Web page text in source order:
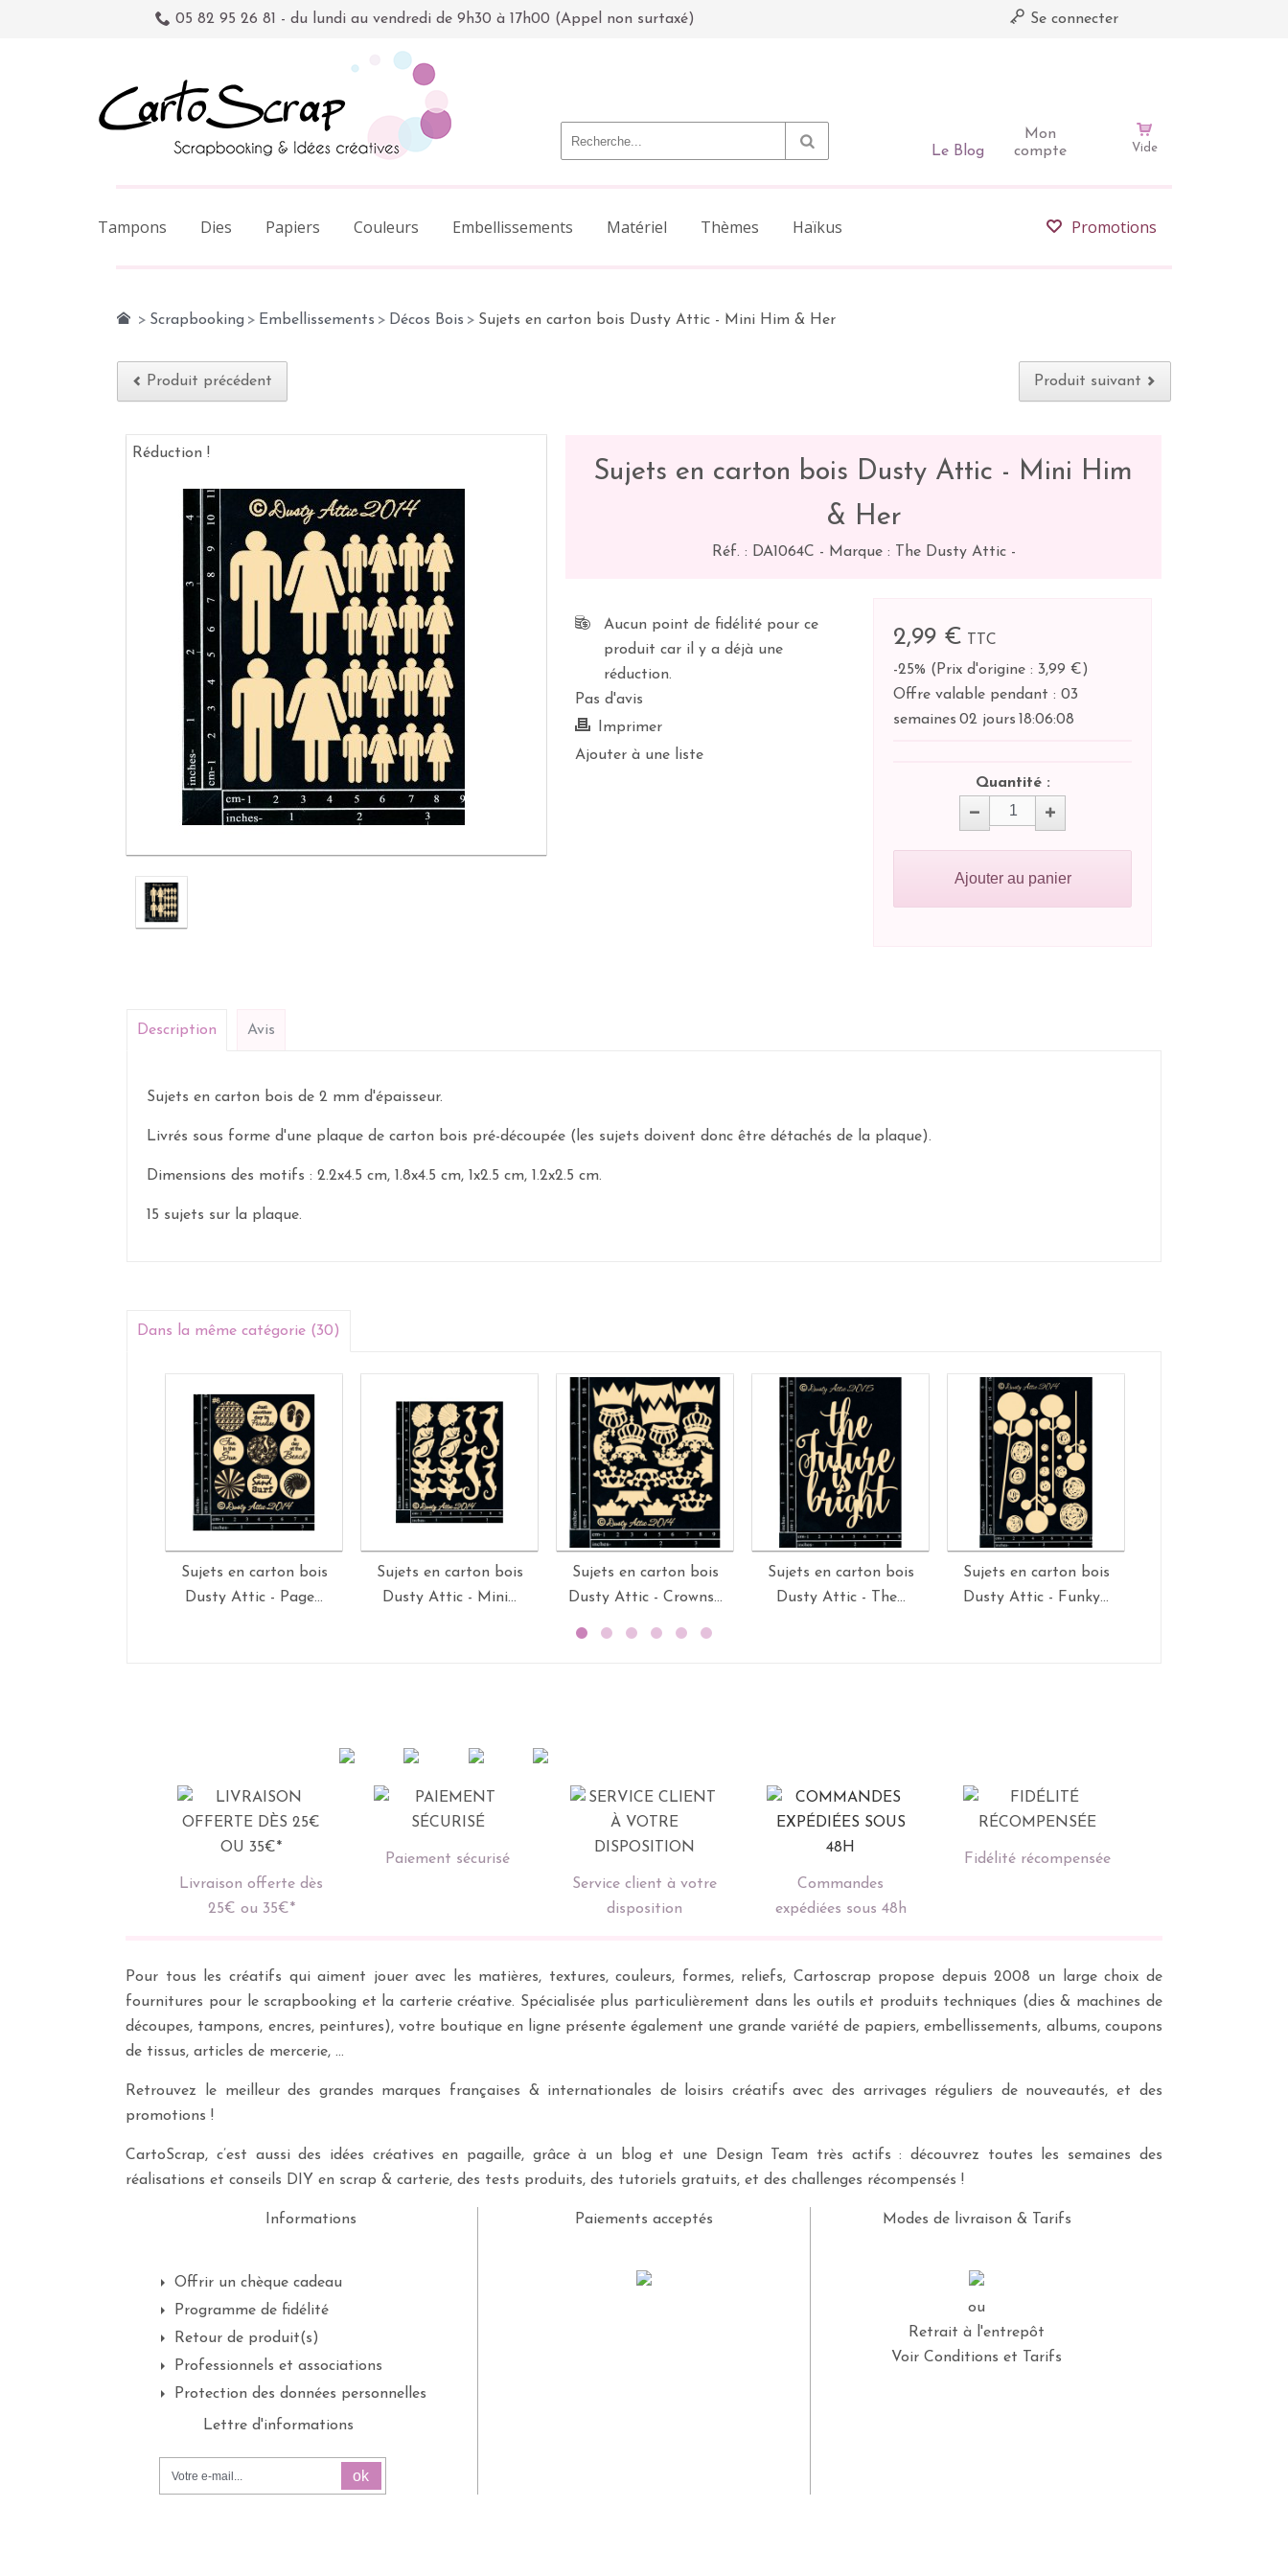
05 82 95 26 81 - du lundi au vendredi de 9h30 à 17h00 (Appel non surtaxé) Se connecter
Mon
compte
Le Blog Vide
Tampons Dies Papiers Couleurs Embellissements Matériel Thèmes Promotions
Haïkus
> Scrapbooking > Embellissements > Décos Bois > Sujets en carton bois Dusty Attic - Mini Him & Her
Produit précédent Produit suivant
Réduction !
Sujets en carton bois Dusty Attic - Mini Him
& Her
Réf. : DA1064C - Marque : The Dusty Attic -
Aucun point de fidélité pour ce
produit car il y a déjà une
réduction.
Pas d'avis
Imprimer
Ajouter à une liste
2,99 €
TTC
-25% ( Prix d'origine : 3,99 €)
Offre valable pendant : 03
semaines 02 jours 18:06:07
Quantité :
Ajouter au panier
Description Avis
Sujets en carton bois de 2 mm d'épaisseur.
Livrés sous forme d'une plaque de carton bois pré-découpée (les sujets doivent donc être détachés de la plaque).
Dimensions des motifs : 2.2x4.5 cm, 1.8x4.5 cm, 1x2.5 cm, 1.2x2.5 cm.
15 sujets sur la plaque.
Dans la même catégorie (30)
Sujets en carton bois
Dusty Attic - Page...
Sujets en carton bois
Dusty Attic - Mini...
Sujets en carton bois
Dusty Attic - Crowns...
Sujets en carton bois
Dusty Attic - The...
Sujets en carton bois
Dusty Attic - Funky...
Livraison offerte dès
25€ ou 35€*
Paiement sécurisé
Service client à votre
disposition
Commandes
expédiées sous 48h
Fidélité récompensée
Pour tous les créatifs qui aiment jouer avec les matières, textures, couleurs, formes, reliefs, Cartoscrap propose depuis 2008 un large choix de
fournitures pour le scrapbooking et la carterie créative. Spécialisée plus particulièrement dans les outils et produits techniques (dies & machines de
découpes, tampons, encres, peintures), votre boutique en ligne présente également une grande variété de papiers, embellissements, albums, coupons
de tissus, articles de mercerie, …
Retrouvez le meilleur des grandes marques françaises & internationales de loisirs créatifs avec des arrivages réguliers de nouveautés, et des
promotions !
CartoScrap, c’est aussi des idées créatives en pagaille, grâce à un blog et une Design Team très actifs : découvrez toutes les semaines des
réalisations et conseils DIY en scrap & carterie, des tests produits, des tutoriels gratuits, et des challenges récompensés !
Informations
Offrir un chèque cadeau
Programme de fidélité
Retour de produit(s)
Professionnels et associations
Protection des données personnelles
Paiements acceptés Modes de livraison & Tarifs
ou
Retrait à l'entrepôt
Voir Conditions et Tarifs
Lettre d'informations
ok